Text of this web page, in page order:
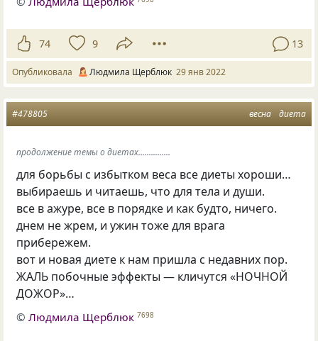
74 9 13
Опубликовала Людмила Щерблюк 29 янв 2022
весна диета
#478805
продолжение темы о диетах...............
для борьбы с избытком веса все диеты хороши…
выбираешь и читаешь, что для тела и души.
все в ажуре, все в порядке и как будто, ничего.
днем не жрем, и ужин тоже для врага
прибережем.
вот и новая диете к нам пришла с недавних пор.
ЖАЛЬ побочные эффекты — кличутся «НОЧНОЙ
ДОЖОР»…
©Людмила Щерблюк 7698